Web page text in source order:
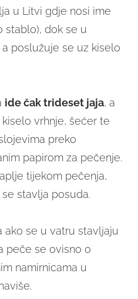
u Litvi gdje nosi ime
stablo), dok se u
a poslužuje se uz kiselo
ide čak trideset jaja, a
vrhnje, šećer te
preko
papirom za pečenje.
tijekom pečenja,
stavlja posuda.
ako se u vatru stavljaju
peče se ovisno o
namirnicama u